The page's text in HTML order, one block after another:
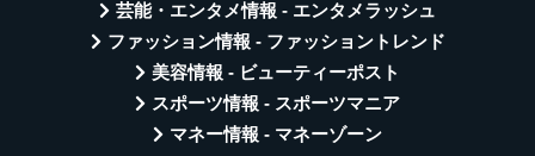
芸能・エンタメ情報 - エンタメラッシュ
ファッション情報 - ファッショントレンド
美容情報 - ビューティーポスト
スポーツ情報 - スポーツマニア
マネー情報 - マネーゾーン